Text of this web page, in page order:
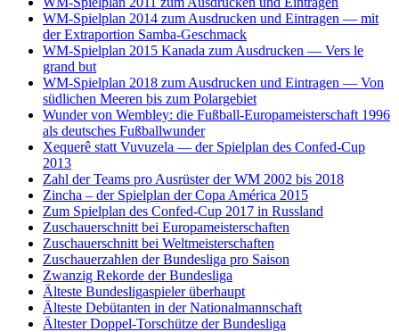
WM-Spielplan 2014 zum Ausdrucken und Eintragen — mit
der Extraportion Samba-Geschmack
WM-Spielplan 2015 Kanada zum Ausdrucken — Vers le
grand but
WM-Spielplan 2018 zum Ausdrucken und Eintragen — Von
südlichen Meeren bis zum Polargebiet
Wunder von Wembley: die Fußball-Europameisterschaft 1996
als deutsches Fußballwunder
Xequerê statt Vuvuzela — der Spielplan des Confed-Cup
2013
Zahl der Teams pro Ausrüster der WM 2002 bis 2018
Zincha – der Spielplan der Copa América 2015
Zum Spielplan des Confed-Cup 2017 in Russland
Zuschauerschnitt bei Europameisterschaften
Zuschauerschnitt bei Weltmeisterschaften
Zuschauerzahlen der Bundesliga pro Saison
Zwanzig Rekorde der Bundesliga
Älteste Bundesligaspieler überhaupt
Älteste Debütanten in der Nationalmannschaft
Ältester Doppel-Torschütze der Bundesliga